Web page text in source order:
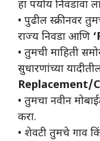
हा पर्याय निवडावा
• ​पुढील स्क्रीनवर
राज्य निवडा आणि
• ​तुमची माहिती
सुधारणांच्या
Replacement/
• ​तुमचा नवीन
करा.
• ​शेवटी तुमचे गाव